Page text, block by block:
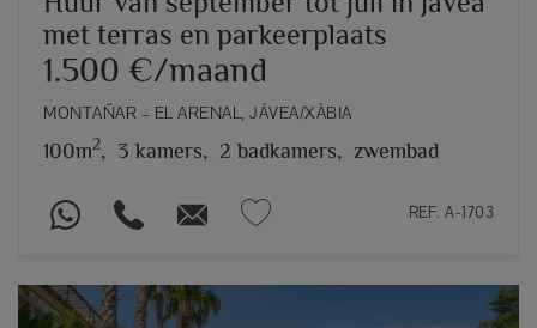
met terras en parkeerplaats
1.500 €/maand
MONTAÑAR – EL ARENAL, JÁVEA/XÀBIA
100m2, 3 kamers, 2 badkamers, zwembad
REF. A-1703